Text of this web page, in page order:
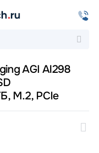
AGI AI298
M.2, PCIe